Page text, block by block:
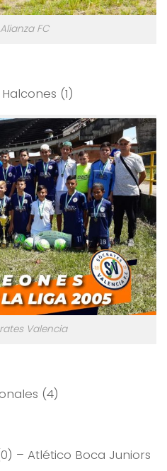
FC
(1)
Valencia
(4)
– Atlético Boca Juniors